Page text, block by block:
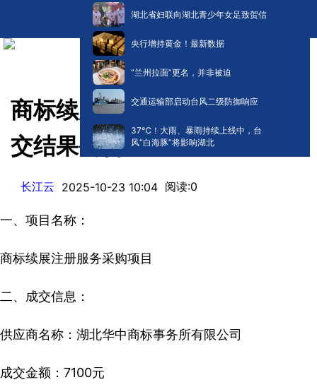
湖北省妇联向湖北青少年女足致贺信
央行增持黄金！最新数据
“兰州拉面”更名，并非被迫
交通运输部启动台风二级防御响应
​37℃！大雨、暴雨持续上线中，台
风“白海豚”将影响湖北
商标续展注册服务采购项目成
交结果公告
长江云 2025-10-23 10:04 阅读:0
一、项目名称：
商标续展注册服务采购项目
二、成交信息：
供应商名称：湖北华中商标事务所有限公司
成交金额：7100元